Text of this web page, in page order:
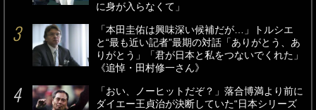
に身が入らなくて」
「本田圭佑は興味深い候補だが…」トルシエ
と“最も近い記者”最期の対話「ありがとう、あ
りがとう」「君が日本と私をつないでくれた」
《追悼・田村修一さん》
「おい、ノーヒットだぞ？」落合博満より前に
ダイエー王貞治が決断していた“日本シリーズ